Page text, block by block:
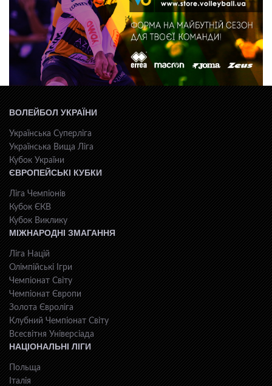
ВОЛЕЙБОЛ УКРАЇНИ
Українська Суперліга
Українська Вища Ліга
Кубок України
ЄВРОПЕЙСЬКІ КУБКИ
Ліга Чемпіонів
Кубок ЄКВ
Кубок Виклику
МІЖНАРОДНІ ЗМАГАННЯ
Ліга Націй
Олімпійські Ігри
Чемпіонат Світу
Чемпіонат Європи
Золота Євроліга
Клубний Чемпіонат Світу
Всесвiтня Унiверсiaда
НАЦІОНАЛЬНІ ЛІГИ
Польща
Італія